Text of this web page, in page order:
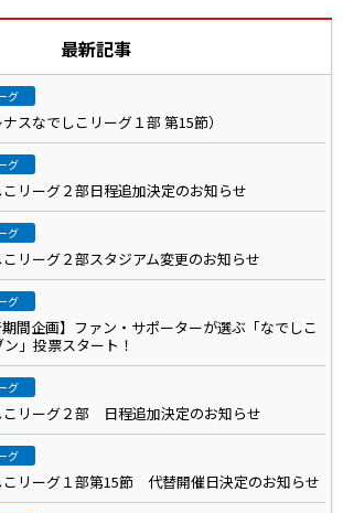
最新記事
グ
スなでしこリーグ１部 第15節）
グ
リーグ２部日程追加決定のお知らせ
グ
リーグ２部スタジアム変更のお知らせ
グ
期間企画】ファン・サポーターが選ぶ「なでしこ
」投票スタート！
グ
こリーグ２部 日程追加決定のお知らせ
グ
こリーグ１部第15節 代替開催日決定のお知らせ